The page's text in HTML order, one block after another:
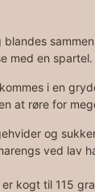
med en spartel.
i en
at røre for
og
ved lav
er kogt til 115